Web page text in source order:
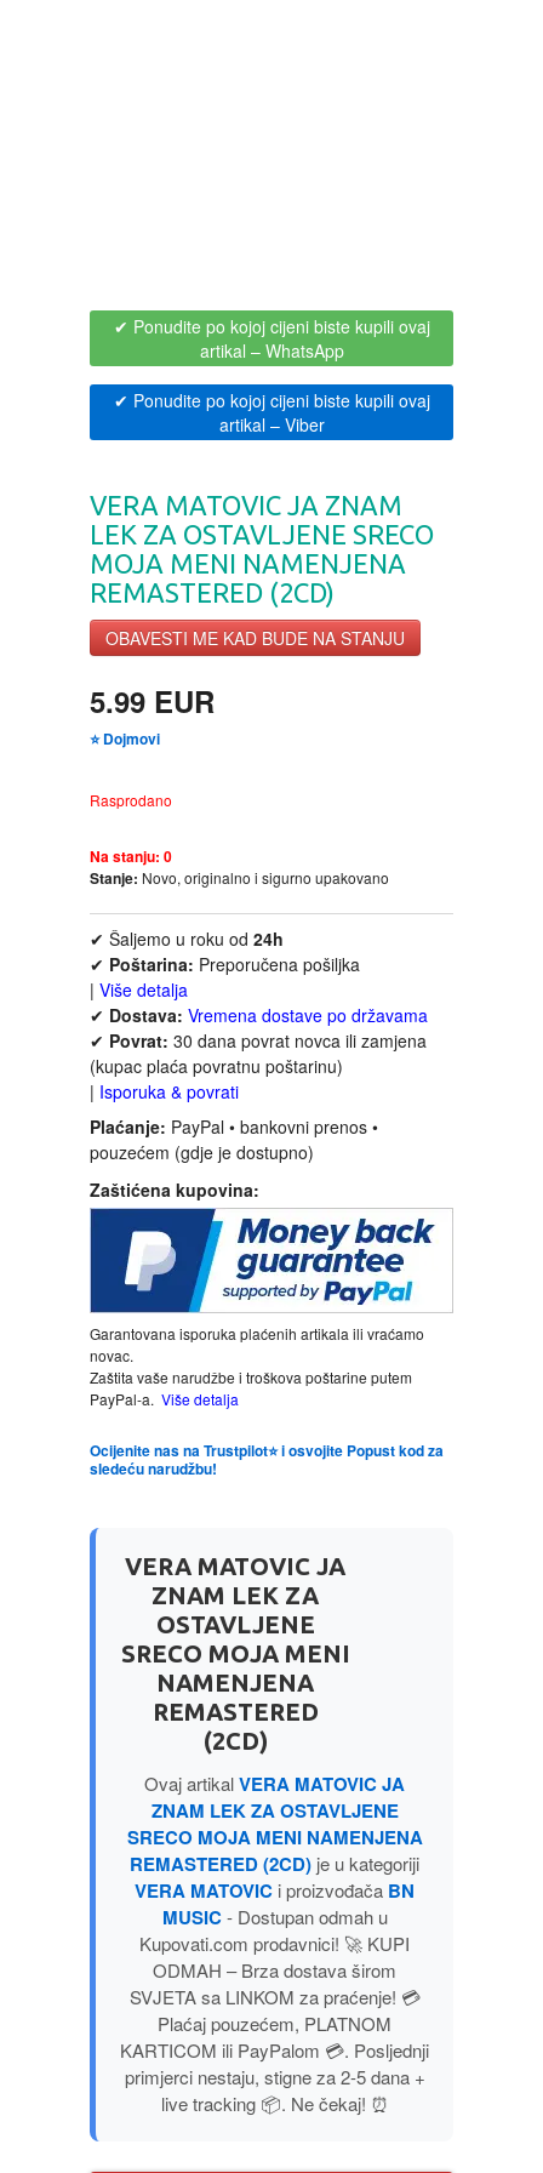
DUH I TELO
EDUKATIVNI
EROTSKI
ESEJISTIKA
FANTASTIKA
HOROR
INTERNET I RAČUNARI
KNJIGE ZA DECU
KOMEDIJA
KRIMINALISTIČKI
KUVARI
LJUBAVNI
MITOLOGIJA
MUZIKA
NAUČNA FANTASTIKA
NAUKA
POEZIJA
PRIČE
PUBLICISTIKA
PUTOPISI
STRIP
TEORIJE ZAVERE
TINEJDŽ
TRILERI
UMETNOST
✔ Ponudite po kojoj cijeni biste kupili ovaj
artikal – WhatsApp
✔ Ponudite po kojoj cijeni biste kupili ovaj
artikal– Viber
VERA MATOVIC JA ZNAM
LEK ZA OSTAVLJENE SRECO
MOJA MENI NAMENJENA
REMASTERED (2CD)
OBAVESTI ME KAD BUDE NA STANJU
5.99 EUR
⭐ Dojmovi
Rasprodano
Na stanju: 0
Stanje: Novo, originalno i sigurno upakovano
✔ Šaljemo u roku od 24h
✔ Poštarina: Preporučena pošiljka
| Više detalja
✔ Dostava: Vremena dostave po državama
✔ Povrat: 30 dana povrat novca ili zamjena
(kupac plaća povratnu poštarinu)
| Isporuka & povrati
Plaćanje: PayPal • bankovni prenos •
pouzećem (gdje je dostupno)
Zaštićena kupovina:
Garantovana isporuka plaćenih artikala ili vraćamo
novac.
Zaštita vaše narudžbe i troškova poštarine putem
PayPal-a. Više detalja
Ocijenite nas na Trustpilot⭐ i osvojite Popust kod za
sledeću narudžbu!
VERA MATOVIC JA
ZNAM LEK ZA
OSTAVLJENE
SRECO MOJA MENI
NAMENJENA
REMASTERED
(2CD)
Ovaj artikalVERA MATOVIC JA
ZNAM LEK ZA OSTAVLJENE
SRECO MOJA MENI NAMENJENA
REMASTERED (2CD) je u kategoriji
VERA MATOVIC i proizvođača BN
MUSIC- Dostupan odmah u
Kupovati.com prodavnici! 🚀 KUPI
ODMAH – Brza dostava širom
SVJETA sa LINKOM za praćenje! 💳
Plaćaj pouzećem, PLATNOM
KARTICOM ili PayPalom 💳. Posljednji
primjerci nestaju, stigne za 2-5 dana +
live tracking 📦. Ne čekaj! ⏰